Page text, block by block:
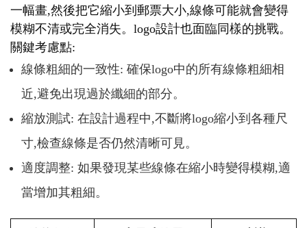
一幅畫,然後把它縮小到郵票大小,線條可能就會變得
模糊不清或完全消失。logo設計也面臨同樣的挑戰。
關鍵考慮點:
線條粗細的一致性: 確保logo中的所有線條粗細相
近,避免出現過於纖細的部分。
縮放測試: 在設計過程中,不斷將logo縮小到各種尺
寸,檢查線條是否仍然清晰可見。
適度調整: 如果發現某些線條在縮小時變得模糊,適
當增加其粗細。